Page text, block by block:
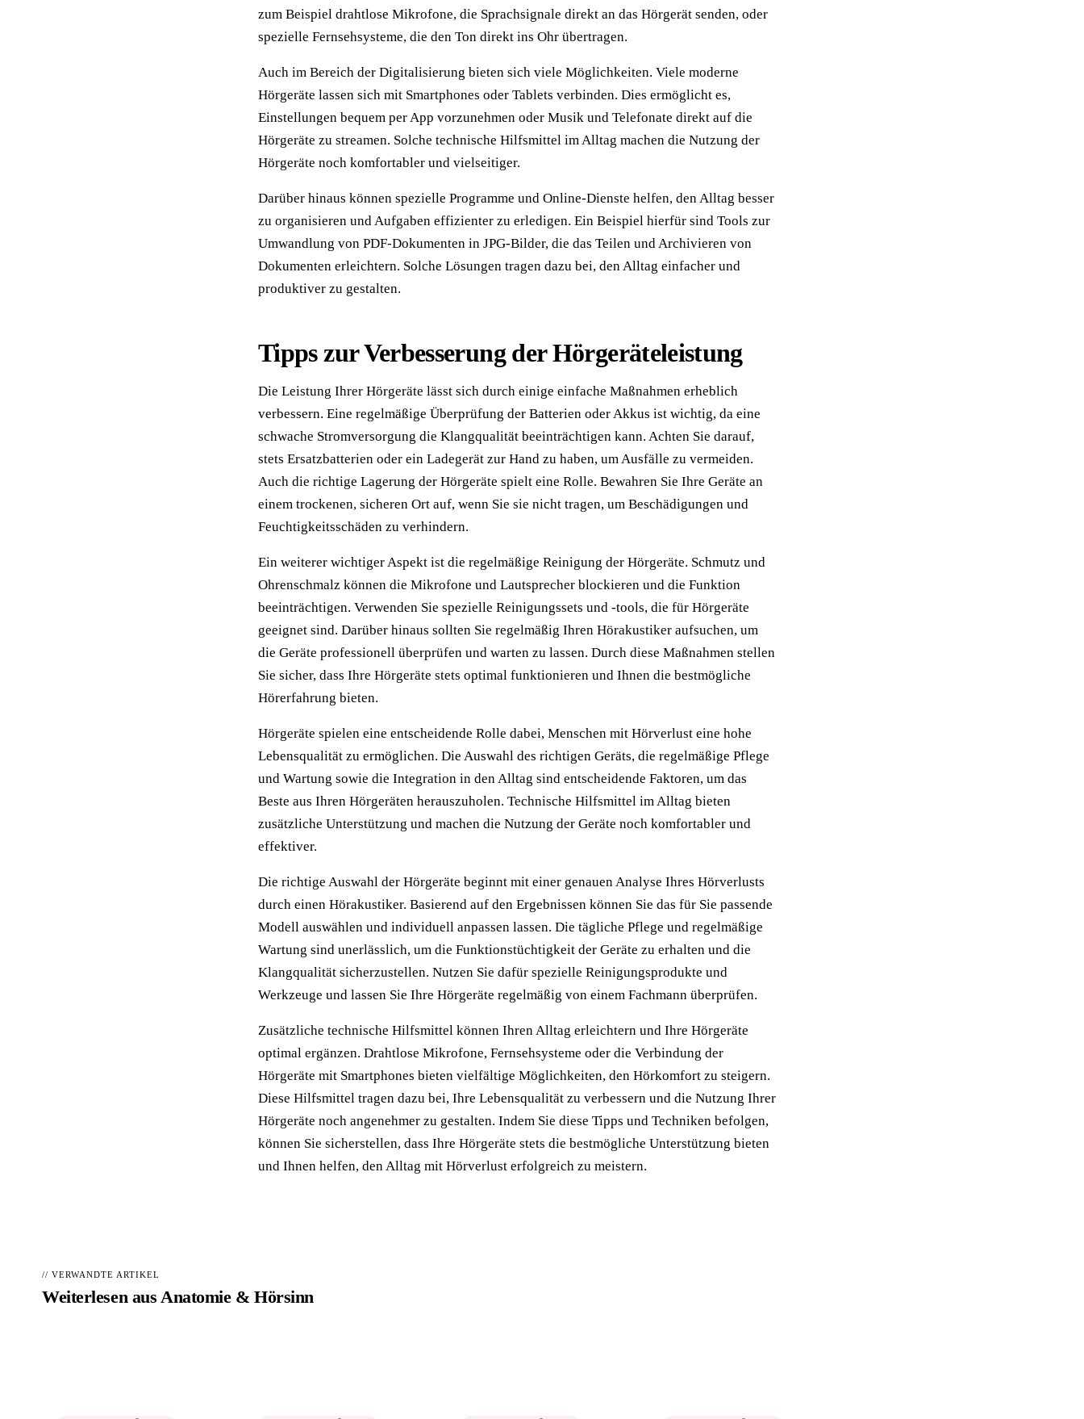
zum Beispiel drahtlose Mikrofone, die Sprachsignale direkt an das Hörgerät senden, oder
spezielle Fernsehsysteme, die den Ton direkt ins Ohr übertragen.
Auch im Bereich der Digitalisierung bieten sich viele Möglichkeiten. Viele moderne
Hörgeräte lassen sich mit Smartphones oder Tablets verbinden. Dies ermöglicht es,
Einstellungen bequem per App vorzunehmen oder Musik und Telefonate direkt auf die
Hörgeräte zu streamen. Solche technische Hilfsmittel im Alltag machen die Nutzung der
Hörgeräte noch komfortabler und vielseitiger.
Darüber hinaus können spezielle Programme und Online-Dienste helfen, den Alltag besser
zu organisieren und Aufgaben effizienter zu erledigen. Ein Beispiel hierfür sind Tools zur
Umwandlung von PDF-Dokumenten in JPG-Bilder, die das Teilen und Archivieren von
Dokumenten erleichtern. Solche Lösungen tragen dazu bei, den Alltag einfacher und
produktiver zu gestalten.
Tipps zur Verbesserung der Hörgeräteleistung
Die Leistung Ihrer Hörgeräte lässt sich durch einige einfache Maßnahmen erheblich
verbessern. Eine regelmäßige Überprüfung der Batterien oder Akkus ist wichtig, da eine
schwache Stromversorgung die Klangqualität beeinträchtigen kann. Achten Sie darauf,
stets Ersatzbatterien oder ein Ladegerät zur Hand zu haben, um Ausfälle zu vermeiden.
Auch die richtige Lagerung der Hörgeräte spielt eine Rolle. Bewahren Sie Ihre Geräte an
einem trockenen, sicheren Ort auf, wenn Sie sie nicht tragen, um Beschädigungen und
Feuchtigkeitsschäden zu verhindern.
Ein weiterer wichtiger Aspekt ist die regelmäßige Reinigung der Hörgeräte. Schmutz und
Ohrenschmalz können die Mikrofone und Lautsprecher blockieren und die Funktion
beeinträchtigen. Verwenden Sie spezielle Reinigungssets und -tools, die für Hörgeräte
geeignet sind. Darüber hinaus sollten Sie regelmäßig Ihren Hörakustiker aufsuchen, um
die Geräte professionell überprüfen und warten zu lassen. Durch diese Maßnahmen stellen
Sie sicher, dass Ihre Hörgeräte stets optimal funktionieren und Ihnen die bestmögliche
Hörerfahrung bieten.
Hörgeräte spielen eine entscheidende Rolle dabei, Menschen mit Hörverlust eine hohe
Lebensqualität zu ermöglichen. Die Auswahl des richtigen Geräts, die regelmäßige Pflege
und Wartung sowie die Integration in den Alltag sind entscheidende Faktoren, um das
Beste aus Ihren Hörgeräten herauszuholen. Technische Hilfsmittel im Alltag bieten
zusätzliche Unterstützung und machen die Nutzung der Geräte noch komfortabler und
effektiver.
Die richtige Auswahl der Hörgeräte beginnt mit einer genauen Analyse Ihres Hörverlusts
durch einen Hörakustiker. Basierend auf den Ergebnissen können Sie das für Sie passende
Modell auswählen und individuell anpassen lassen. Die tägliche Pflege und regelmäßige
Wartung sind unerlässlich, um die Funktionstüchtigkeit der Geräte zu erhalten und die
Klangqualität sicherzustellen. Nutzen Sie dafür spezielle Reinigungsprodukte und
Werkzeuge und lassen Sie Ihre Hörgeräte regelmäßig von einem Fachmann überprüfen.
Zusätzliche technische Hilfsmittel können Ihren Alltag erleichtern und Ihre Hörgeräte
optimal ergänzen. Drahtlose Mikrofone, Fernsehsysteme oder die Verbindung der
Hörgeräte mit Smartphones bieten vielfältige Möglichkeiten, den Hörkomfort zu steigern.
Diese Hilfsmittel tragen dazu bei, Ihre Lebensqualität zu verbessern und die Nutzung Ihrer
Hörgeräte noch angenehmer zu gestalten. Indem Sie diese Tipps und Techniken befolgen,
können Sie sicherstellen, dass Ihre Hörgeräte stets die bestmögliche Unterstützung bieten
und Ihnen helfen, den Alltag mit Hörverlust erfolgreich zu meistern.
// VERWANDTE ARTIKEL
Weiterlesen aus Anatomie & Hörsinn